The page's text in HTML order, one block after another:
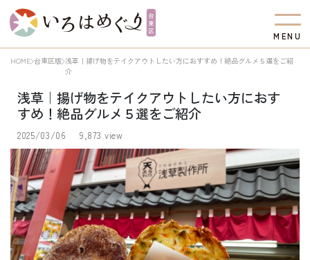
M EN U
HOME 台東区版 浅草｜揚げ物をテイクアウトしたい方におすすめ！絶品グルメ５選をご紹
介
浅草｜揚げ物をテイクアウトしたい方におす
すめ！絶品グルメ５選をご紹介
2025/03/06 9,873 view